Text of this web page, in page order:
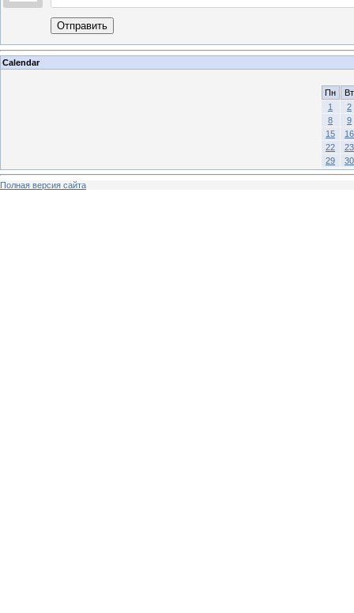
Отправить
Calendar
Пн
Вт
1
2
8
9
15
16
22
23
29
30
Полная версия сайта